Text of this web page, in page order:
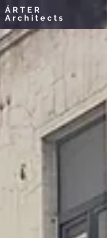
ÁRTER
Architects